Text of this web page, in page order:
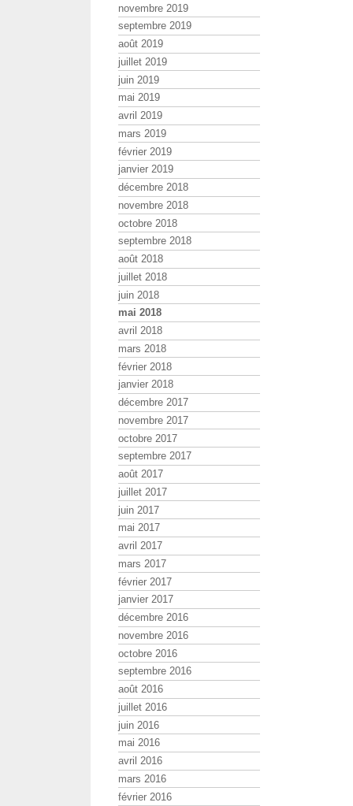
novembre 2019
septembre 2019
août 2019
juillet 2019
juin 2019
mai 2019
avril 2019
mars 2019
février 2019
janvier 2019
décembre 2018
novembre 2018
octobre 2018
septembre 2018
août 2018
juillet 2018
juin 2018
mai 2018
avril 2018
mars 2018
février 2018
janvier 2018
décembre 2017
novembre 2017
octobre 2017
septembre 2017
août 2017
juillet 2017
juin 2017
mai 2017
avril 2017
mars 2017
février 2017
janvier 2017
décembre 2016
novembre 2016
octobre 2016
septembre 2016
août 2016
juillet 2016
juin 2016
mai 2016
avril 2016
mars 2016
février 2016